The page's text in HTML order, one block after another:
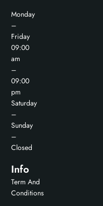
Monday
–
Friday
09:00
am
–
09:00
pm
Saturday
–
Sunday
–
Closed
Info
Term And
Conditions